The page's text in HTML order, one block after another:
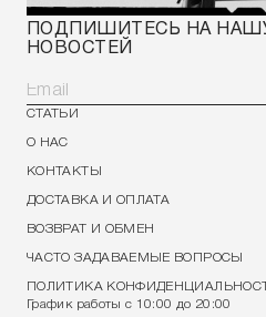
ПОДПИШИТЕСЬ НА
НОВОСТЕЙ
СТАТЬИ
О НАС
КОНТАКТЫ
ДОСТАВКА И ОПЛАТА
ВОЗВРАТ И ОБМЕН
ЧАСТО ЗАДАВАЕМЫЕ ВОПРОСЫ
ПОЛИТИКА
График работы с 10:00 до 20:00